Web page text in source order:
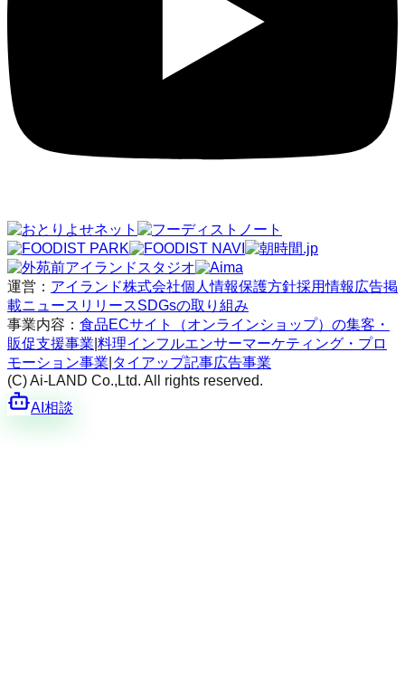
運営： アイランド株式会社個人情報保護方針採用情報 広告掲
載ニュースリリースSDGsの取り組み
事業内容： 食品ECサイト（オンラインショップ）の集客・
販促支援事業 料理インフルエンサーマーケティング・プロ
モーション事業 タイアップ記事広告事業
(C) Ai-LAND Co.,Ltd. All rights reserved.
AI相談